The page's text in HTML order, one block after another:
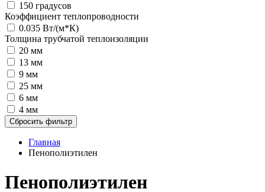
150 градусов
Коэффициент теплопроводности
0.035 Вт/(м*К)
Толщина трубчатой теплоизоляции
20 мм
13 мм
9 мм
25 мм
6 мм
4 мм
Сбросить фильтр
Главная
Пенополиэтилен
Пенополиэтилен